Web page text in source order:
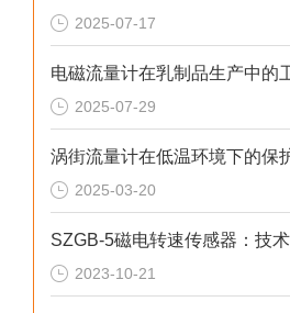
2025-07-17
2025-07-29
涡街流量计在低温环境下的保
2025-03-20
2023-10-21